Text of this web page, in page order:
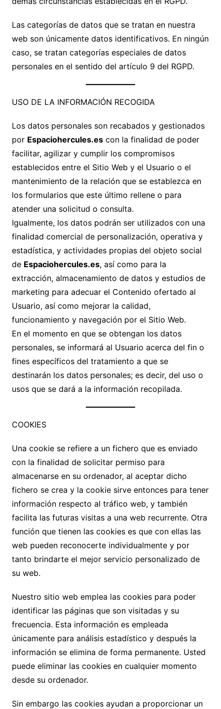
Las categorías de datos que se tratan en nuestra
web son únicamente datos identificativos. En ningún
caso, se tratan categorías especiales de datos
personales en el sentido del artículo 9 del RGPD.
USO DE LA INFORMACIÓN RECOGIDA
Los datos personales son recabados y gestionados
por Espaciohercules.escon la finalidad de poder
facilitar, agilizar y cumplir los compromisos
establecidos entre el Sitio Web y el Usuario o el
mantenimiento de la relación que se establezca en
los formularios que este último rellene o para
atender una solicitud o consulta.
Igualmente, los datos podrán ser utilizados con una
finalidad comercial de personalización, operativa y
estadística, y actividades propias del objeto social
de Espaciohercules.es, así como para la
extracción, almacenamiento de datos y estudios de
marketing para adecuar el Contenido ofertado al
Usuario, así como mejorar la calidad,
funcionamiento y navegación por el Sitio Web.
En el momento en que se obtengan los datos
personales, se informará al Usuario acerca del fin o
fines específicos del tratamiento a que se
destinarán los datos personales; es decir, del uso o
usos que se dará a la información recopilada.
COOKIES
Una cookie se refiere a un fichero que es enviado
con la finalidad de solicitar permiso para
almacenarse en su ordenador, al aceptar dicho
fichero se crea y la cookie sirve entonces para tener
información respecto al tráfico web, y también
facilita las futuras visitas a una web recurrente. Otra
función que tienen las cookies es que con ellas las
web pueden reconocerte individualmente y por
tanto brindarte el mejor servicio personalizado de
su web.
Nuestro sitio web emplea las cookies para poder
identificar las páginas que son visitadas y su
frecuencia. Esta información es empleada
únicamente para análisis estadístico y después la
información se elimina de forma permanente. Usted
puede eliminar las cookies en cualquier momento
desde su ordenador.
Sin embargo las cookies ayudan a proporcionar un